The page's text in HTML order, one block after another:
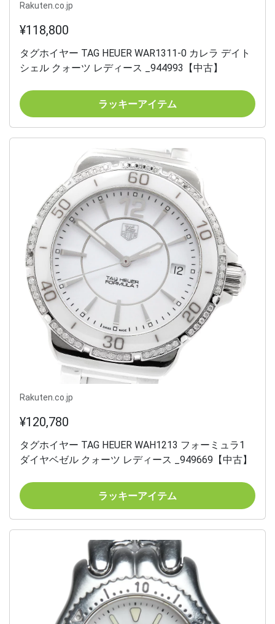
Rakuten.co.jp
¥118,800
タグホイヤー TAG HEUER WAR1311-0 カレラ デイト
シェル クォーツ レディース _944993【中古】
ラッキーアイテム
Rakuten.co.jp
¥120,780
タグホイヤー TAG HEUER WAH1213 フォーミュラ1
ダイヤベゼル クォーツ レディース _949669【中古】
ラッキーアイテム